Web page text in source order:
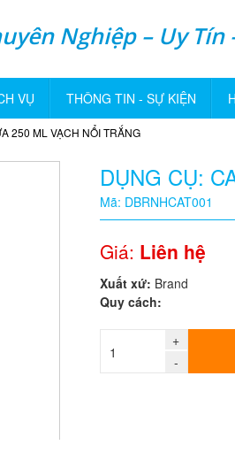
Nghiệp – Uy
VỤ THÔNG TIN - SỰ KIỆN
250 ML VẠCH NỔI TRẮNG
DỤNG CỤ:
Mã: DBRNHCAT001
Giá: Liên hệ
Xuất xứ: Brand
Quy cách:
+
-